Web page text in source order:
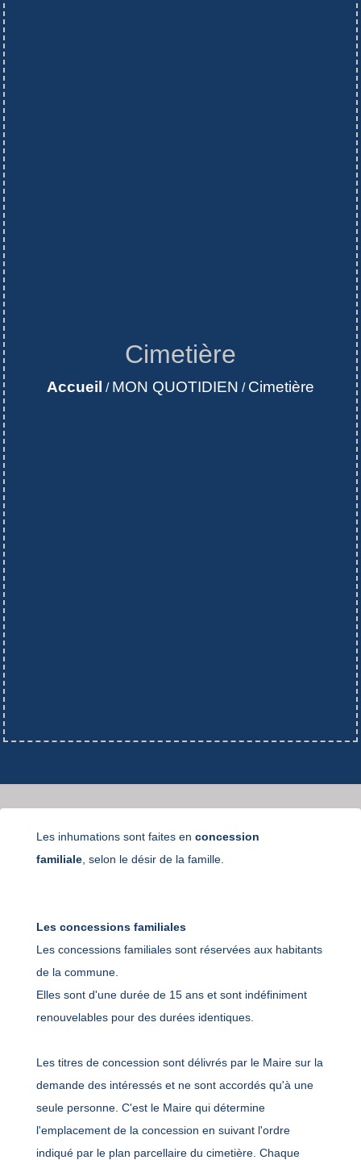
Cimetière
Accueil / MON QUOTIDIEN / Cimetière
Les inhumations sont faites en concession
familiale , selon le désir de la famille.
Les concessions familiales
Les concessions familiales sont réservées aux habitants
de la commune.
Elles sont d'une durée de 15 ans et sont indéfiniment
renouvelables pour des durées identiques.
Les titres de concession sont délivrés par le Maire sur la
demande des intéressés et ne sont accordés qu'à une
seule personne. C'est le Maire qui détermine
l'emplacement de la concession en suivant l'ordre
indiqué par le plan parcellaire du cimetière. Chaque